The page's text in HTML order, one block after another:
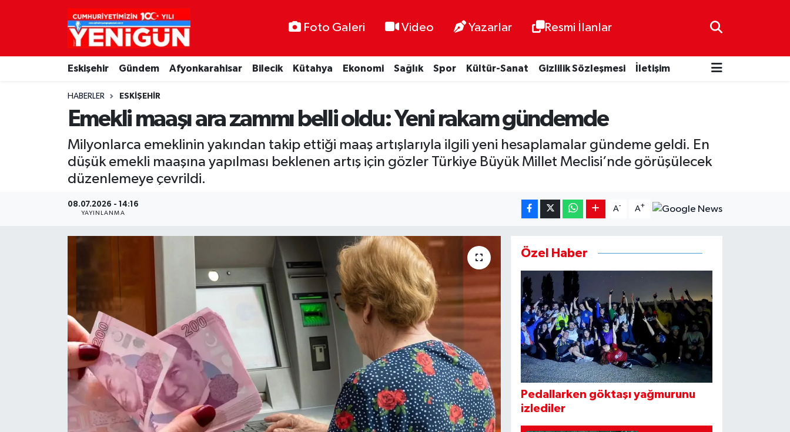
Foto Galeri Video Yazarlar Resmi İlanlar
Eskişehir Gündem Afyonkarahisar Bilecik Kütahya Ekonomi Sağlık Spor Kültür-Sanat Gizlilik Sözleşmesi İletişim
HABERLER ESKIŞEHIR
Emekli maaşı ara zammı belli oldu: Yeni rakam gündemde
Milyonlarca emeklinin yakından takip ettiği maaş artışlarıyla ilgili yeni hesaplamalar gündeme geldi. En
düşük emekli maaşına yapılması beklenen artış için gözler Türkiye Büyük Millet Meclisi’nde görüşülecek
düzenlemeye çevrildi.
08.07.2026 - 14:16
YAYINLANMA
A- A+
Özel Haber
Pedallarken göktaşı yağmurunu
izlediler
Nöbetçi Eczaneler
Hava Durumu
Tüm Manşetler